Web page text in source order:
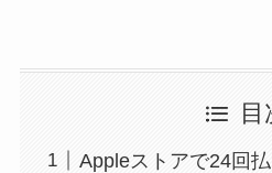
目
Appleストアで24回